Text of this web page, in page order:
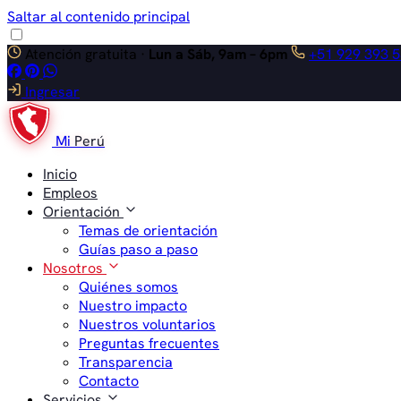
Saltar al contenido principal
Atención gratuita · Lun a Sáb, 9am – 6pm
+51 929 393
Ingresar
Mi Perú
Inicio
Empleos
Orientación
Temas de orientación
Guías paso a paso
Nosotros
Quiénes somos
Nuestro impacto
Nuestros voluntarios
Preguntas frecuentes
Transparencia
Contacto